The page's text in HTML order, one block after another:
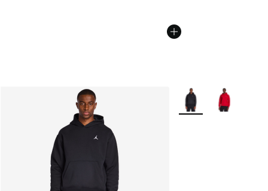
Plus de couleurs